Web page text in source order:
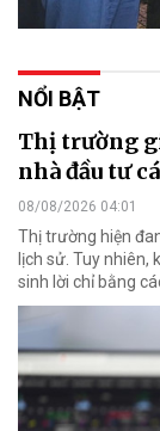
NỔI BẬT
Thị trường
nhà đầu tư
08/08/2026 04:01
Thị trường hiện
lịch sử. Tuy nhiên,
sinh lời chỉ bằng